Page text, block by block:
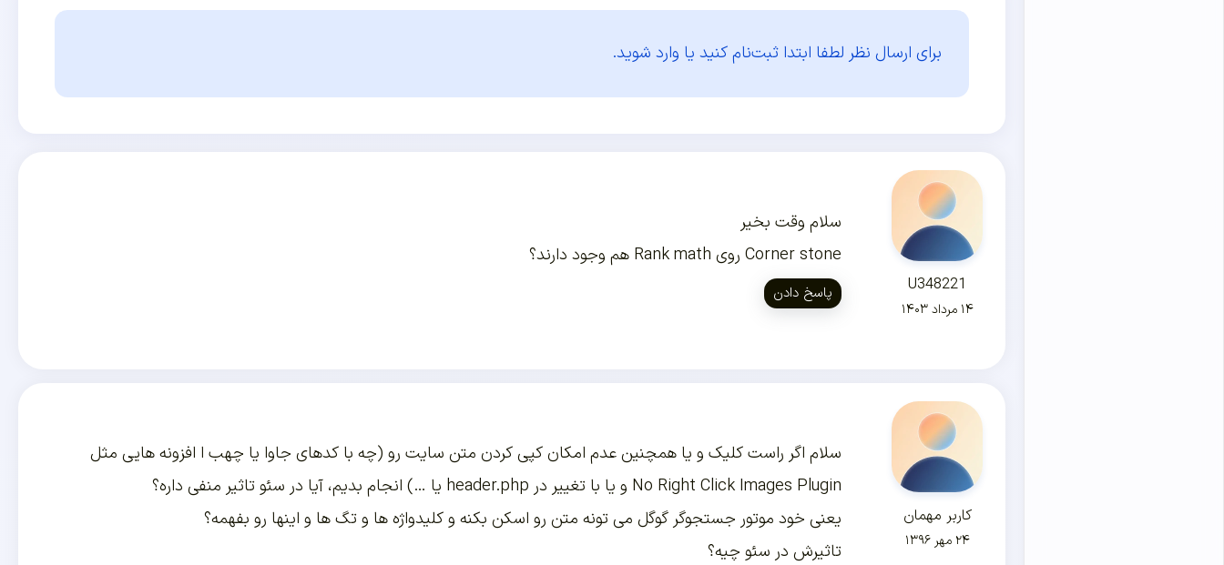
برای ارسال نظر لطفا ابتدا ثبت‌نام کنید یا وارد شوید.
U348221
۱۴ مرداد ۱۴۰۳
سلام وقت بخیر
Corner stone روی Rank math هم وجود دارند؟
پاسخ دادن
کاربر مهمان
۲۴ مهر ۱۳۹۶
سلام اگر راست کلیک و یا همچنین عدم امکان کپی کردن متن سایت رو (چه با کدهای جاوا یا چهب ا افزونه هایی مثل
No Right Click Images Plugin و یا با تغییر در header.php یا …) انجام بدیم، آیا در سئو تاثیر منفی داره؟
یعنی خود موتور جستجوگر گوگل می تونه متن رو اسکن بکنه و کلیدواژه ها و تگ ها و اینها رو بفهمه؟
تاثیرش در سئو چیه؟